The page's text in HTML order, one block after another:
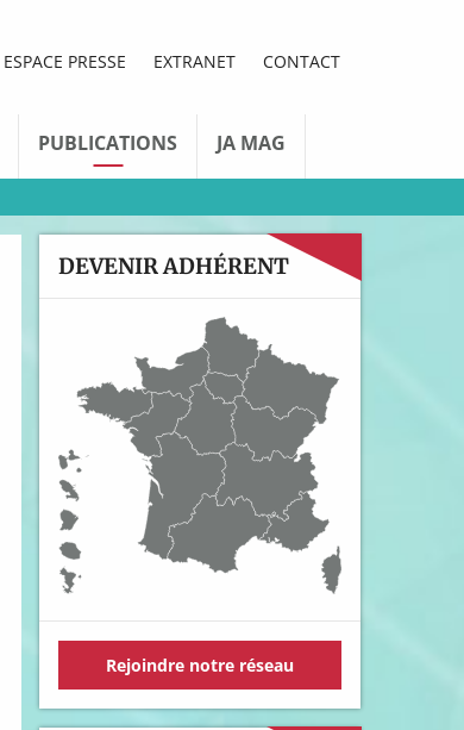
ESPACE PRESSE EXTRANET CONTACT
PUBLICATIONS JA MAG
DEVENIR ADHÉRENT
Rejoindre notre réseau